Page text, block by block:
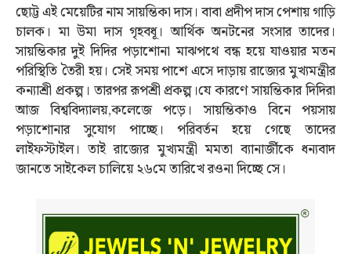
ছোট্ট এই মেয়েটির নাম সায়ন্তিকা দাস। বাবা প্রদীপ দাস পেশায় গাড়ি
চালক। মা উমা দাস গৃহবধূ। আর্থিক অনটনের সংসার তাদের।
সায়ন্তিকার দুই দিদির পড়াশোনা মাঝপথে বন্ধ হয়ে যাওয়ার মতন
পরিস্থিতি তৈরী হয়। সেই সময় পাশে এসে দাড়ায় রাজ্যের মুখ্যমন্ত্রীর
কন্যাশ্রী প্রকল্প। তারপর রূপশ্রী প্রকল্প।যে কারণে সায়ন্তিকার দিদিরা
আজ বিশ্ববিদ্যালয়,কলেজে পড়ে। সায়ন্তিকাও বিনে পয়সায়
পড়াশোনার সুযোগ পাচ্ছে। পরিবর্তন হয়ে গেছে তাদের
লাইফস্টাইল। তাই রাজ্যের মুখ্যমন্ত্রী মমতা ব্যানার্জীকে ধন্যবাদ
জানতে সাইকেল চালিয়ে ২৬মে তারিখে রওনা দিচ্ছে সে।